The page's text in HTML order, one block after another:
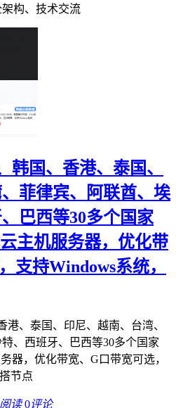
构、技术交流
韩国、香港、泰国、
菲律宾、阿联酋、埃
巴西等30多个国家
主机服务器，优化带
支持Windows系统，
港、泰国、印尼、越南、台湾、
、西班牙、巴西等30多个国家
器，优化带宽、G口带宽可选，
节点
阅读 0评论